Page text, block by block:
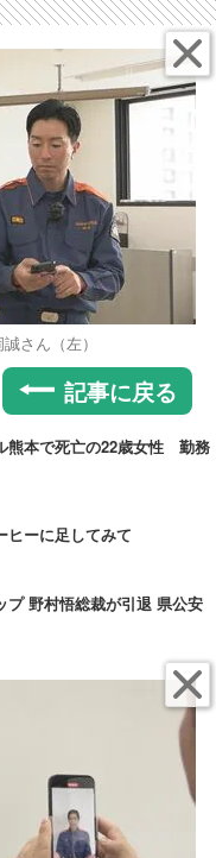
さん（左）
記事に戻る
熊本で死亡の22歳女性 勤務
ヒーに足してみて
プ 野村悟総裁が引退 県公安